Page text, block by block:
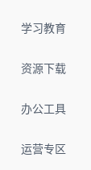
学习教育
资源下载
办公工具
运营专区